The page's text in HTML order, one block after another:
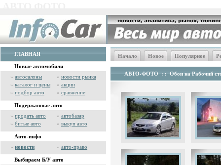
ГЛАВНАЯ
Новые автомобили
» автосалоны » новости рынка
» каталог и цены » акции
» подбор авто » сравнение
Подержанные авто
» продать авто » автобазар
» битые авто » выкуп авто
Авто-инфо
» новости » авто-право
Выбираем Б/У авто
Начало Новое Популярное
АВТО-ФОТО : : Обои на Рабочий